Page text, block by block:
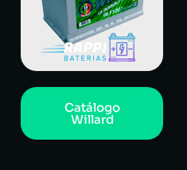
Catálogo
Willard